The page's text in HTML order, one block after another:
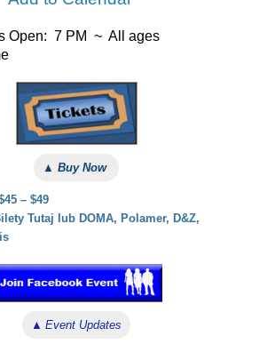
Open: 7 PM ~ All ages
▲ Buy Now
– $49
Tutaj lub DOMA, Polamer, D&Z,
▲ Event Updates